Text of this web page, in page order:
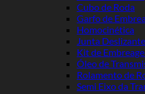
Cubo de Roda
Garfo de
Homocinética
Junta Deslizante
Kit de
Óleo de
Rolamento de
Semi Eixo da